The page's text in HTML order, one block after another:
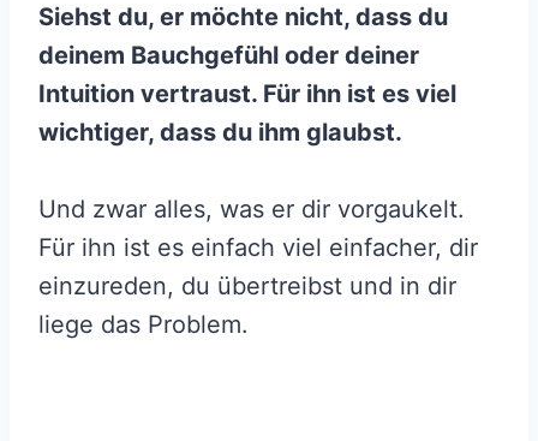
Siehst du, er möchte nicht, dass du
deinem Bauchgefühl oder deiner
Intuition vertraust. Für ihn ist es viel
wichtiger, dass du ihm glaubst.
Und zwar alles, was er dir vorgaukelt.
Für ihn ist es einfach viel einfacher, dir
einzureden, du übertreibst und in dir
liege das Problem.